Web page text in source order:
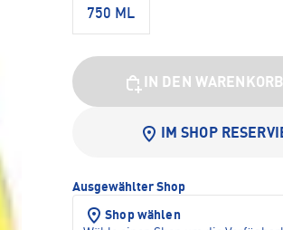
750 ML
IN DEN WARENKORB
IM SHOP
Ausgewählter Shop
Shop wählen